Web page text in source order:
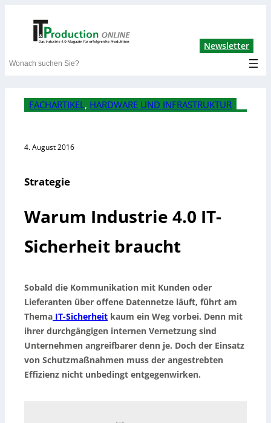
Newsletter
Search
FACHARTIKEL , HARDWARE UND INFRASTRUKTUR
4. August 2016
Strategie
Warum Industrie 4.0 IT-
Sicherheit braucht
Sobald die Kommunikation mit Kunden oder
Lieferanten über offene Datennetze läuft, führt am
Thema IT-Sicherheit kaum ein Weg vorbei. Denn mit
ihrer durchgängigen internen Vernetzung sind
Unternehmen angreifbarer denn je. Doch der Einsatz
von Schutzmaßnahmen muss der angestrebten
Effizienz nicht unbedingt entgegenwirken.